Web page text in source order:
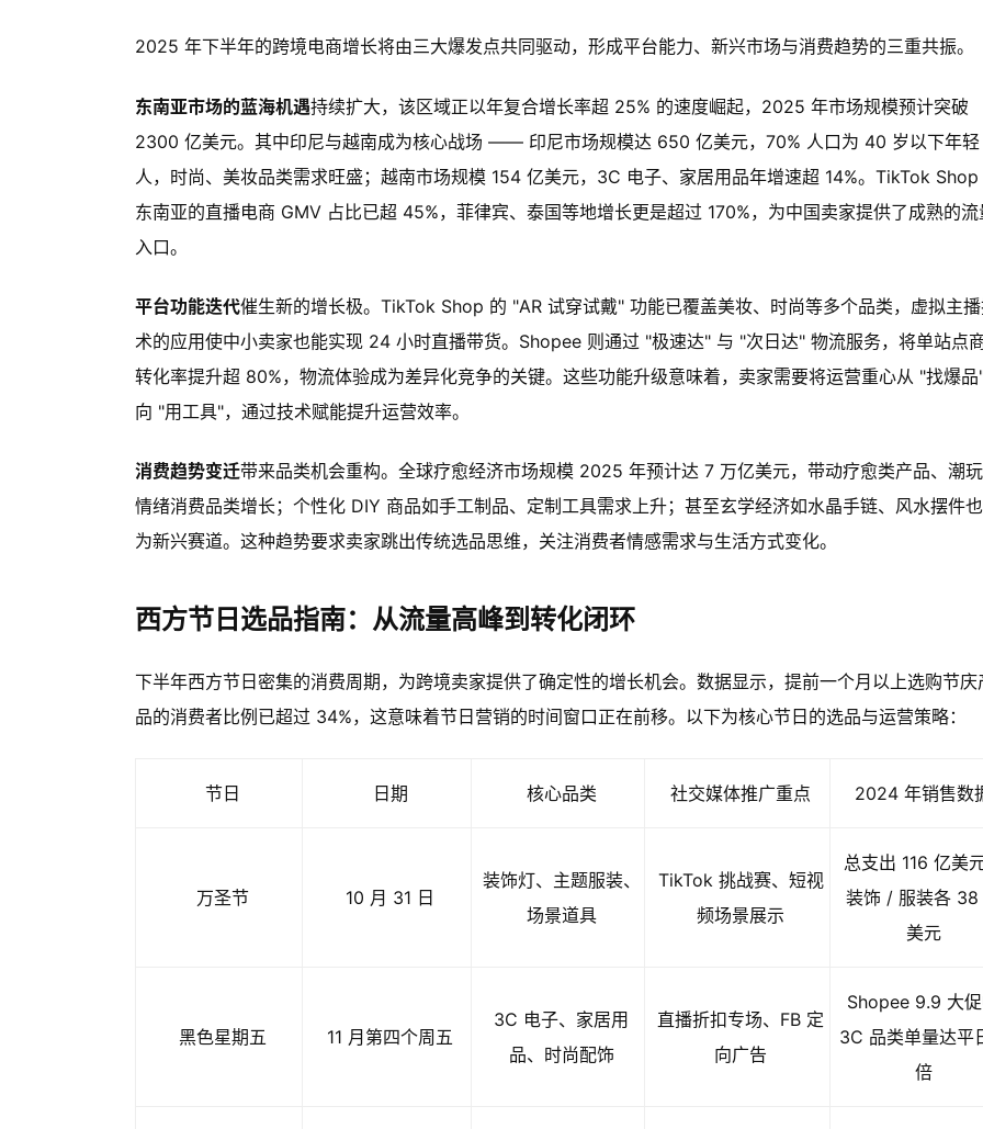
2025 年下半年的跨境电商增长将由三大爆发点共同驱动，形成平台能力、新兴市场与消费趋势的三重共振。
东南亚市场的蓝海机遇持续扩大，该区域正以年复合增长率超 25% 的速度崛起，2025 年市场规模预计突破
2300 亿美元。其中印尼与越南成为核心战场 —— 印尼市场规模达 650 亿美元，70% 人口为 40 岁以下年轻
人，时尚、美妆品类需求旺盛；越南市场规模 154 亿美元，3C 电子、家居用品年增速超 14%。TikTok Shop
东南亚的直播电商 GMV 占比已超 45%，菲律宾、泰国等地增长更是超过 170%，为中国卖家提供了成熟的流
入口。
平台功能迭代催生新的增长极。TikTok Shop 的 "AR 试穿试戴" 功能已覆盖美妆、时尚等多个品类，虚拟主
术的应用使中小卖家也能实现 24 小时直播带货。Shopee 则通过 "极速达" 与 "次日达" 物流服务，将单站点
转化率提升超 80%，物流体验成为差异化竞争的关键。这些功能升级意味着，卖家需要将运营重心从 "找爆
向 "用工具"，通过技术赋能提升运营效率。
消费趋势变迁带来品类机会重构。全球疗愈经济市场规模 2025 年预计达 7 万亿美元，带动疗愈类产品、潮
情绪消费品类增长；个性化 DIY 商品如手工制品、定制工具需求上升；甚至玄学经济如水晶手链、风水摆件
为新兴赛道。这种趋势要求卖家跳出传统选品思维，关注消费者情感需求与生活方式变化。
西方节日选品指南：从流量高峰到转化闭环
下半年西方节日密集的消费周期，为跨境卖家提供了确定性的增长机会。数据显示，提前一个月以上选购节庆
品的消费者比例已超过 34%，这意味着节日营销的时间窗口正在前移。以下为核心节日的选品与运营策略：
节日 日期 核心品类 社交媒体推广重点 2024 年销售数
万圣节 10 月 31 日
装饰灯、主题服装、
场景道具
TikTok 挑战赛、短视
频场景展示
总支出 116 亿美元
装饰 / 服装各 38
美元
黑色星期五 11 月第四个周五
3C 电子、家居用
品、时尚配饰
直播折扣专场、FB 定
向广告
Shopee 9.9 大
3C 品类单量达平
倍